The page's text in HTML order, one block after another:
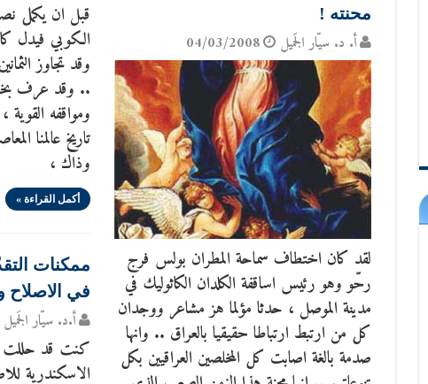
قبل ان يكمل
الكوبي فيدل
وقد تجاوز
.. وقد عرف
ومواقفه
تاريخ عالمنا
وذاك ،
أكمل القراءة »
محنته !
أ. د. سيّار الجَميل 04/03/2008
لقد كان اختطاف سماحة المطران بولس فرج
رحّو وهو رئيس اساقفة الكلدان الكاثوليك في
مدينة الموصل ، حدثا مؤلما هز مشاعر ووجدان
كل من ارتبط ارتباطا حقيقيا بالعراق .. وانها
صدمة بالغة اصابت كل المخلصين العراقيين بكل
ممكنات
في الاصلاح
أ.د. سيّار الجَميل
كنت قد حللت
الاسكندرية